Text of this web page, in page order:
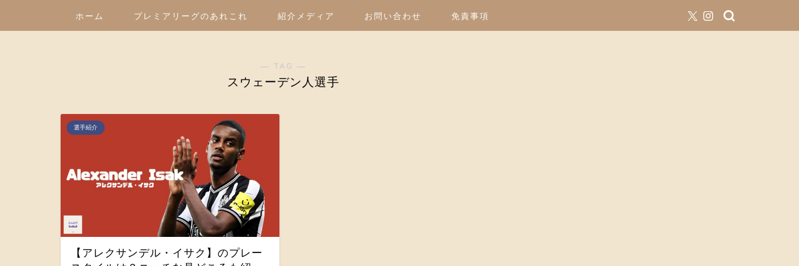
ホーム プレミアリーグのあれこれ 紹介メディア お問い合わせ 免責事項
― TAG ―
スウェーデン人選手
選手紹介
【アレクサンデル・イサク】のプレー